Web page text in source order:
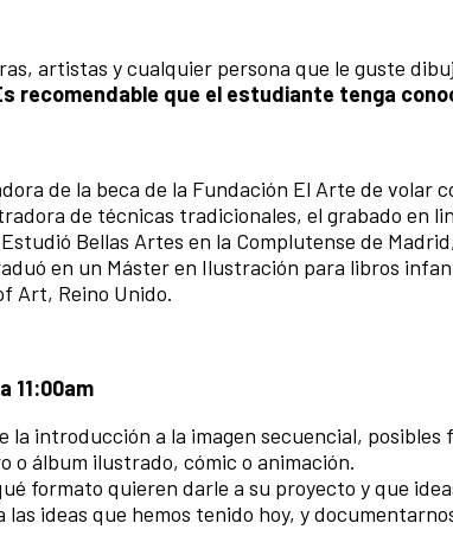
artistas y cualquier persona que le guste
recomendable que el estudiante tenga
de la beca de la Fundación El Arte de volar
de técnicas tradicionales, el grabado en
Bellas Artes en la Complutense de
en un Máster en Ilustración para libros
Art, Reino Unido.
11:00am
la introducción a la imagen secuencial, posibles
álbum ilustrado, cómic o animación.
formato quieren darle a su proyecto y que
las ideas que hemos tenido hoy, y